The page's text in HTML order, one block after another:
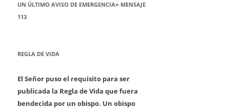
UN ÚLTIMO AVISO DE EMERGENCIA» MENSAJE
113
REGLA DE VIDA
El Señor puso el requisito para ser
publicada la Regla de Vida que fuera
bendecida por un obispo. Un obispo